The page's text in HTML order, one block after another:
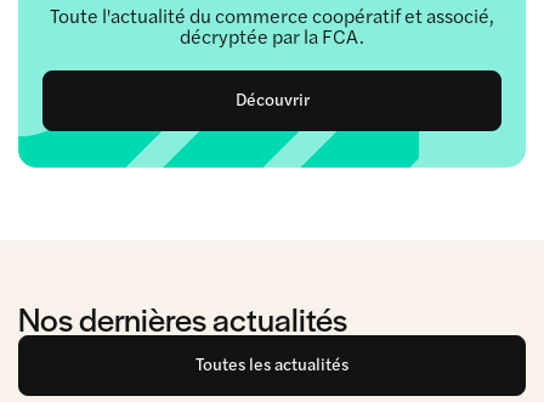
Toute l'actualité du commerce coopératif et associé,
décryptée par la FCA.
Découvrir
Nos dernières actualités
Toutes les actualités